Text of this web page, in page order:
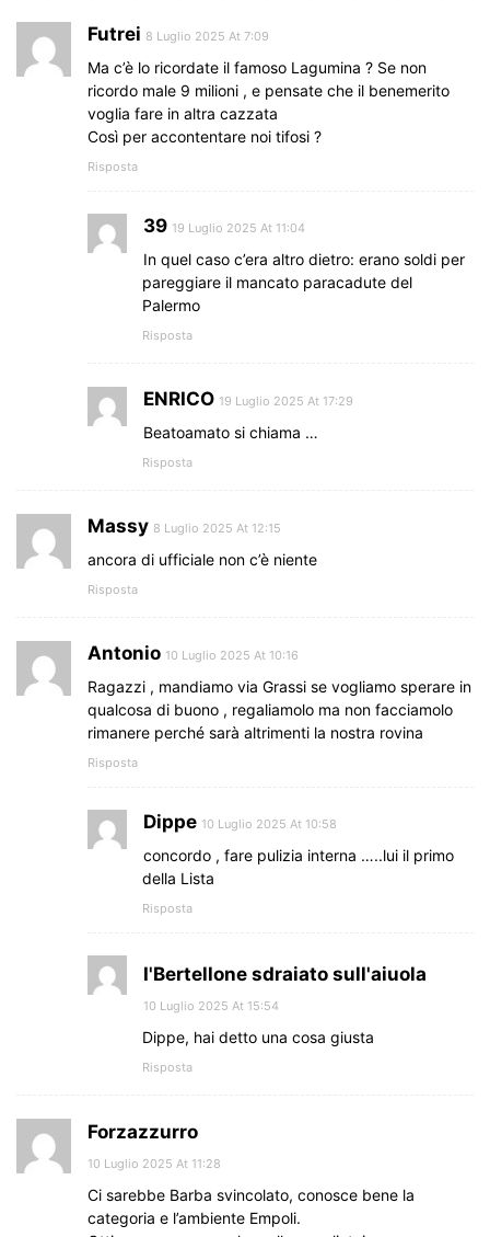
Futrei 8 Luglio 2025 At 7:09
Ma c’è lo ricordate il famoso Lagumina ? Se non
ricordo male 9 milioni , e pensate che il benemerito
voglia fare in altra cazzata
Così per accontentare noi tifosi ?
Risposta
39 19 Luglio 2025 At 11:04
In quel caso c’era altro dietro: erano soldi per
pareggiare il mancato paracadute del
Palermo
Risposta
ENRICO 19 Luglio 2025 At 17:29
Beatoamato si chiama …
Risposta
Massy 8 Luglio 2025 At 12:15
ancora di ufficiale non c’è niente
Risposta
Antonio 10 Luglio 2025 At 10:16
Ragazzi , mandiamo via Grassi se vogliamo sperare in
qualcosa di buono , regaliamolo ma non facciamolo
rimanere perché sarà altrimenti la nostra rovina
Risposta
Dippe 10 Luglio 2025 At 10:58
concordo , fare pulizia interna …..lui il primo
della Lista
Risposta
I'Bertellone sdraiato sull'aiuola
10 Luglio 2025 At 15:54
Dippe, hai detto una cosa giusta
Risposta
Forzazzurro
10 Luglio 2025 At 11:28
Ci sarebbe Barba svincolato, conosce bene la
categoria e l’ambiente Empoli.